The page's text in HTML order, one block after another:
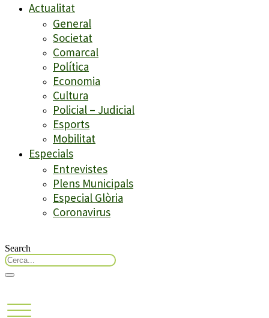
Actualitat
General
Societat
Comarcal
Política
Economia
Cultura
Policial – Judicial
Esports
Mobilitat
Especials
Entrevistes
Plens Municipals
Especial Glòria
Coronavirus
Search